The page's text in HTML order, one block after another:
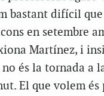
bastant difícil
en setembre
Martínez, i
no és la tornada a
El que volem és